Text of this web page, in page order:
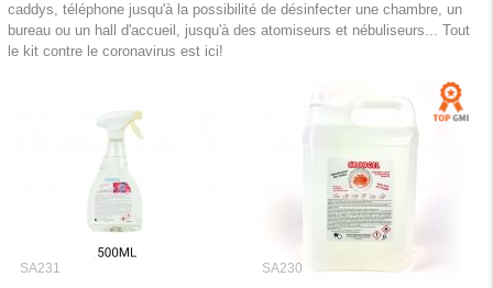
caddys, téléphone jusqu'à la possibilité de désinfecter une chambre, un
bureau ou un hall d'accueil, jusqu'à des atomiseurs et nébuliseurs... Tout
le kit contre le coronavirus est ici!
SA231 SA230